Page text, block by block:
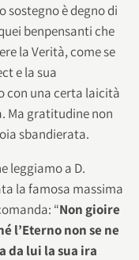
sostegno è degno di
benpensanti che
la Verità, come se
e la sua
con una certa laicità
Ma gratitudine non
sbandierata.
leggiamo a D.
la famosa massima
“Non gioire
l’Eterno non se ne
da lui la sua ira